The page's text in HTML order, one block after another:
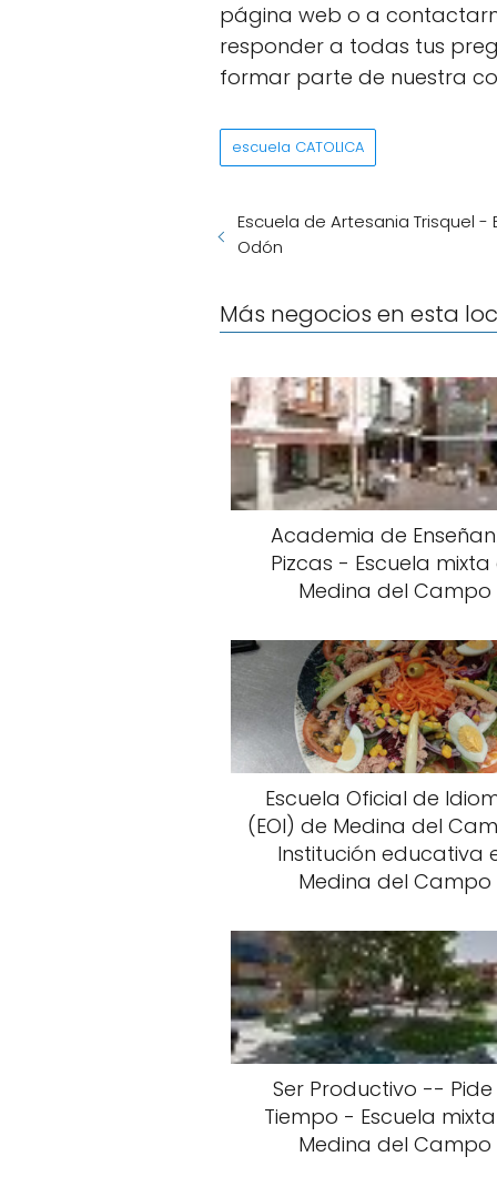
página web o a
responder a todas tus
formar parte de nuestra
escuela CATOLICA
Escuela de Artesania Trisquel -
Odón
Más negocios en esta
Academia de
Pizcas - Escuela mixta
Medina del Campo
Escuela Oficial de
(EOI) de Medina del
Institución educativa
Medina del Campo
Ser Productivo --
Tiempo - Escuela
Medina del Campo